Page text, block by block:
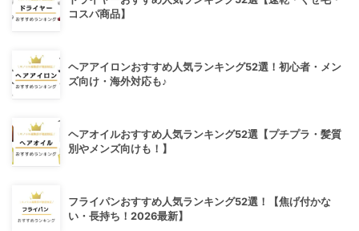
コスパ商品】
ヘアアイロンおすすめ人気ランキング52選！初心者・メン
ズ向け・海外対応も♪
ヘアオイルおすすめ人気ランキング52選【プチプラ・髪質
別やメンズ向けも！】
フライパンおすすめ人気ランキング52選！【焦げ付かな
い・長持ち！2026最新】